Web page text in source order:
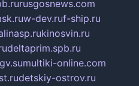
rusgosnews.com
w-dev.ruf-ship.ru
kinosvin.ru
deltaprim.spb.ru
multiki-online.com
detskiy-ostrov.ru